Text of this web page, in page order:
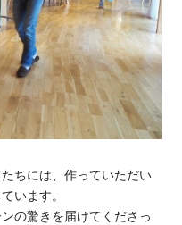
ちには、作っていただい
います。
の驚きを届けてくださっ